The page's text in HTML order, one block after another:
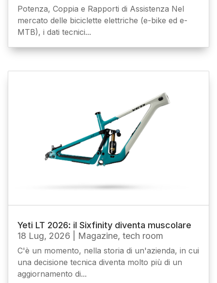
Potenza, Coppia e Rapporti di Assistenza Nel
mercato delle biciclette elettriche (e-bike ed e-
MTB), i dati tecnici...
Yeti LT 2026: il Sixfinity diventa muscolare
18 Lug, 2026
Magazine,tech room
C'è un momento, nella storia di un'azienda, in cui
una decisione tecnica diventa molto più di un
aggiornamento di...